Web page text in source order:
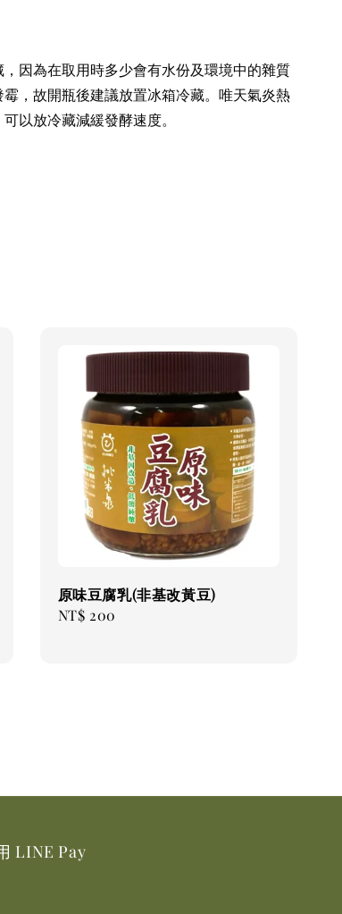
因為在取用時多少會有水份及環境中的雜質
，故開瓶後建議放置冰箱冷藏。唯天氣炎熱
以放冷藏減緩發酵速度。
原味豆腐乳(非基改黃豆)
Regular
NT$ 200
LINE Pay